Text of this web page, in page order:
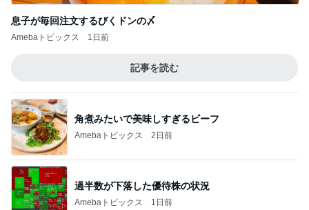
息子が毎回注文するびくドンの〆
Amebaトピックス 1日前
記事を読む
角煮みたいで美味しすぎるビーフ
Amebaトピックス 2日前
過半数が下落した優待株の状況
Amebaトピックス 1日前